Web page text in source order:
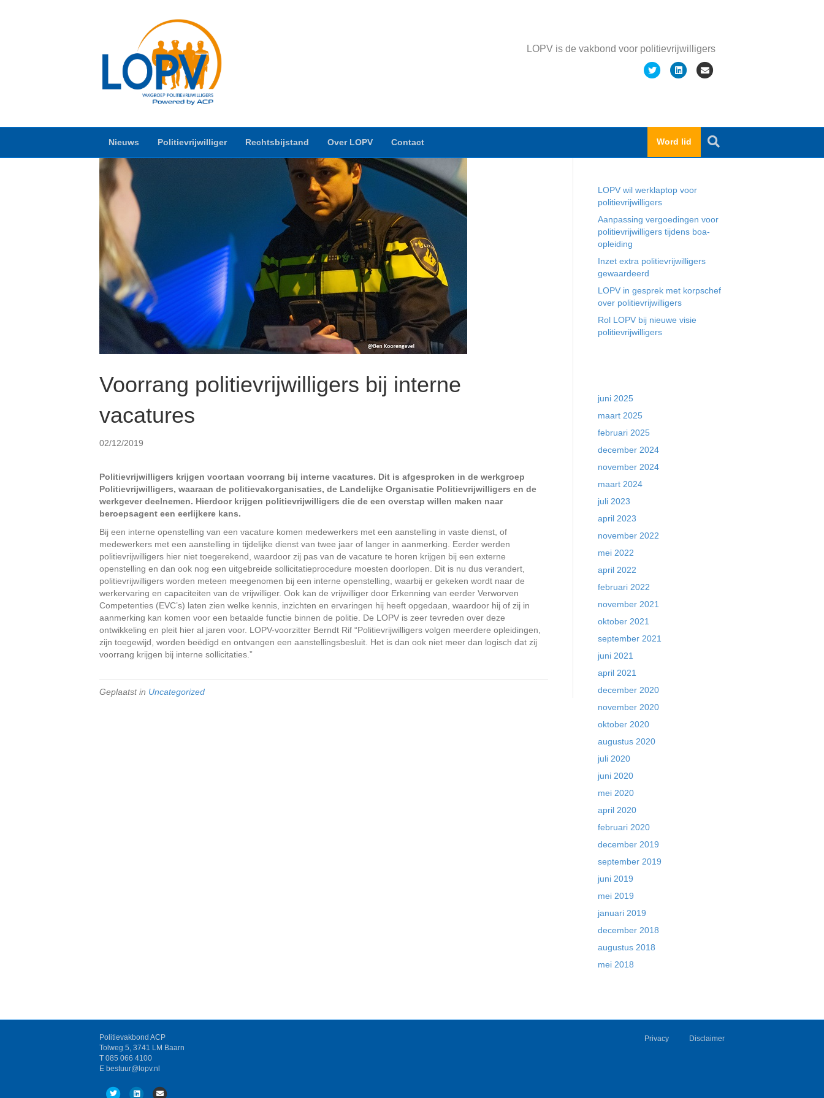
LOPV is de vakbond voor politievrijwilligers
t
e
e
d
n
l
Nieuws Politievrijwilliger Rechtsbijstand Over LOPV Contact Word lid
Voorrang politievrijwilligers bij interne
vacatures
02/12/2019
Politievrijwilligers krijgen voortaan voorrang bij interne vacatures. Dit is afgesproken in de werkgroep
Politievrijwilligers, waaraan de politievakorganisaties, de Landelijke Organisatie Politievrijwilligers en de
werkgever deelnemen. Hierdoor krijgen politievrijwilligers die de een overstap willen maken naar
beroepsagent een eerlijkere kans.
Bij een interne openstelling van een vacature komen medewerkers met een aanstelling in vaste dienst, of
medewerkers met een aanstelling in tijdelijke dienst van twee jaar of langer in aanmerking. Eerder werden
politievrijwilligers hier niet toegerekend, waardoor zij pas van de vacature te horen krijgen bij een externe
openstelling en dan ook nog een uitgebreide sollicitatieprocedure moesten doorlopen. Dit is nu dus verandert,
politievrijwilligers worden meteen meegenomen bij een interne openstelling, waarbij er gekeken wordt naar de
werkervaring en capaciteiten van de vrijwilliger. Ook kan de vrijwilliger door Erkenning van eerder Verworven
Competenties (EVC’s) laten zien welke kennis, inzichten en ervaringen hij heeft opgedaan, waardoor hij of zij in
aanmerking kan komen voor een betaalde functie binnen de politie. De LOPV is zeer tevreden over deze
ontwikkeling en pleit hier al jaren voor. LOPV-voorzitter Berndt Rif “Politievrijwilligers volgen meerdere opleidingen,
zijn toegewijd, worden beëdigd en ontvangen een aanstellingsbesluit. Het is dan ook niet meer dan logisch dat zij
voorrang krijgen bij interne sollicitaties.”
Geplaatst in Uncategorized
LOPV wil werklaptop voor
politievrijwilligers
Aanpassing vergoedingen voor
politievrijwilligers tijdens boa-
opleiding
Inzet extra politievrijwilligers
gewaardeerd
LOPV in gesprek met korpschef
over politievrijwilligers
Rol LOPV bij nieuwe visie
politievrijwilligers
juni 2025
maart 2025
februari 2025
december 2024
november 2024
maart 2024
juli 2023
april 2023
november 2022
mei 2022
april 2022
februari 2022
november 2021
oktober 2021
september 2021
juni 2021
april 2021
december 2020
november 2020
oktober 2020
augustus 2020
juli 2020
juni 2020
mei 2020
april 2020
februari 2020
december 2019
september 2019
juni 2019
mei 2019
januari 2019
december 2018
augustus 2018
mei 2018
Politievakbond ACP
Tolweg 5, 3741 LM Baarn
T 085 066 4100
E bestuur@lopv.nl
T L E
Privacy Disclaimer